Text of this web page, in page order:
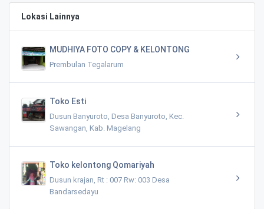
Lokasi Lainnya
MUDHIYA FOTO COPY & KELONTONG
Prembulan Tegalarum
Toko Esti
Dusun Banyuroto, Desa Banyuroto, Kec.
Sawangan, Kab. Magelang
Toko kelontong Qomariyah
Dusun krajan, Rt : 007 Rw: 003 Desa
Bandarsedayu